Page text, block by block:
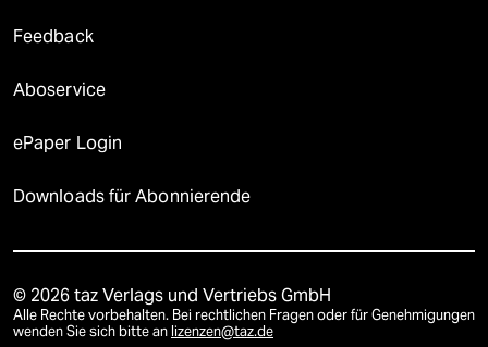
Feedback
Aboservice
ePaper Login
Downloads für Abonnierende
© 2026 taz Verlags und Vertriebs GmbH
Alle Rechte vorbehalten. Bei rechtlichen Fragen oder für Genehmigungen
wenden Sie sich bitte an lizenzen@taz.de